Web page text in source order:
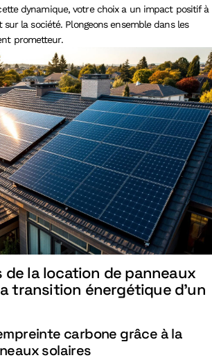
dynamique, votre choix a un impact positif à
la société. Plongeons ensemble dans les
prometteur.
de la location de panneaux
transition énergétique d’un
carbone grâce à la
solaires